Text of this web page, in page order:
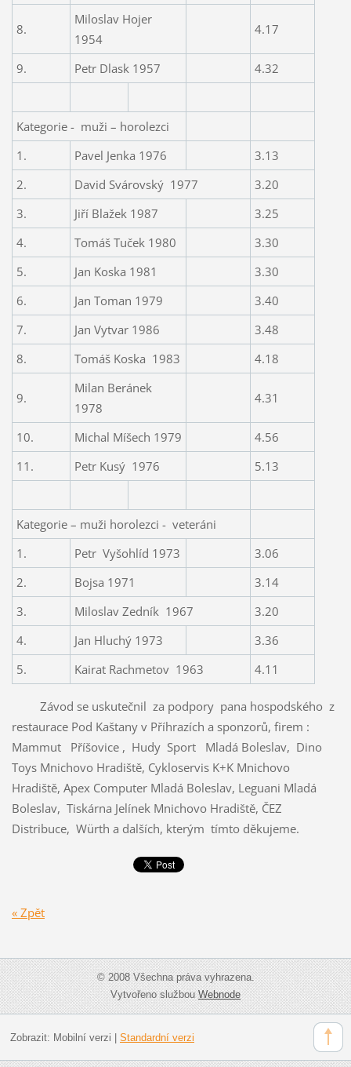
8.
Miloslav Hojer
1954
4.17
9. Petr Dlask 1957 4.32
Kategorie - muži – horolezci
1.
Pavel Jenka 1976
3.13
2.
David Svárovský 1977
3.20
3.
Jiří Blažek 1987
3.25
4.
Tomáš Tuček 1980
3.30
5.
Jan Koska 1981
3.30
6.
Jan Toman 1979
3.40
7.
Jan Vytvar 1986
3.48
8.
Tomáš Koska 1983 4.18
9.
Milan Beránek
1978
4.31
10. Michal Míšech 1979
4.56
11.
Petr Kusý 1976 5.13
Kategorie – muži horolezci - veteráni
1.
Petr Vyšohlíd 1973
3.06
2.
Bojsa 1971
3.14
3.
Miloslav Zedník 1967
3.20
4.
Jan Hluchý 1973
3.36
5.
Kairat Rachmetov 1963 4.11
Závod se uskutečnil za podpory pana hospodského z
restaurace Pod Kaštany v Příhrazích a sponzorů, firem :
Mammut Příšovice , Hudy Sport Mladá Boleslav, Dino
Toys Mnichovo Hradiště, Cykloservis K+K Mnichovo
Hradiště, Apex Computer Mladá Boleslav, Leguani Mladá
Boleslav, Tiskárna Jelínek Mnichovo Hradiště, ČEZ
Distribuce, Würth a dalších, kterým tímto děkujeme.
« Zpět
© 2008 Všechna práva vyhrazena.
Vytvořeno službouWebnode
Zobrazit: Mobilní verzi Standardní verzi